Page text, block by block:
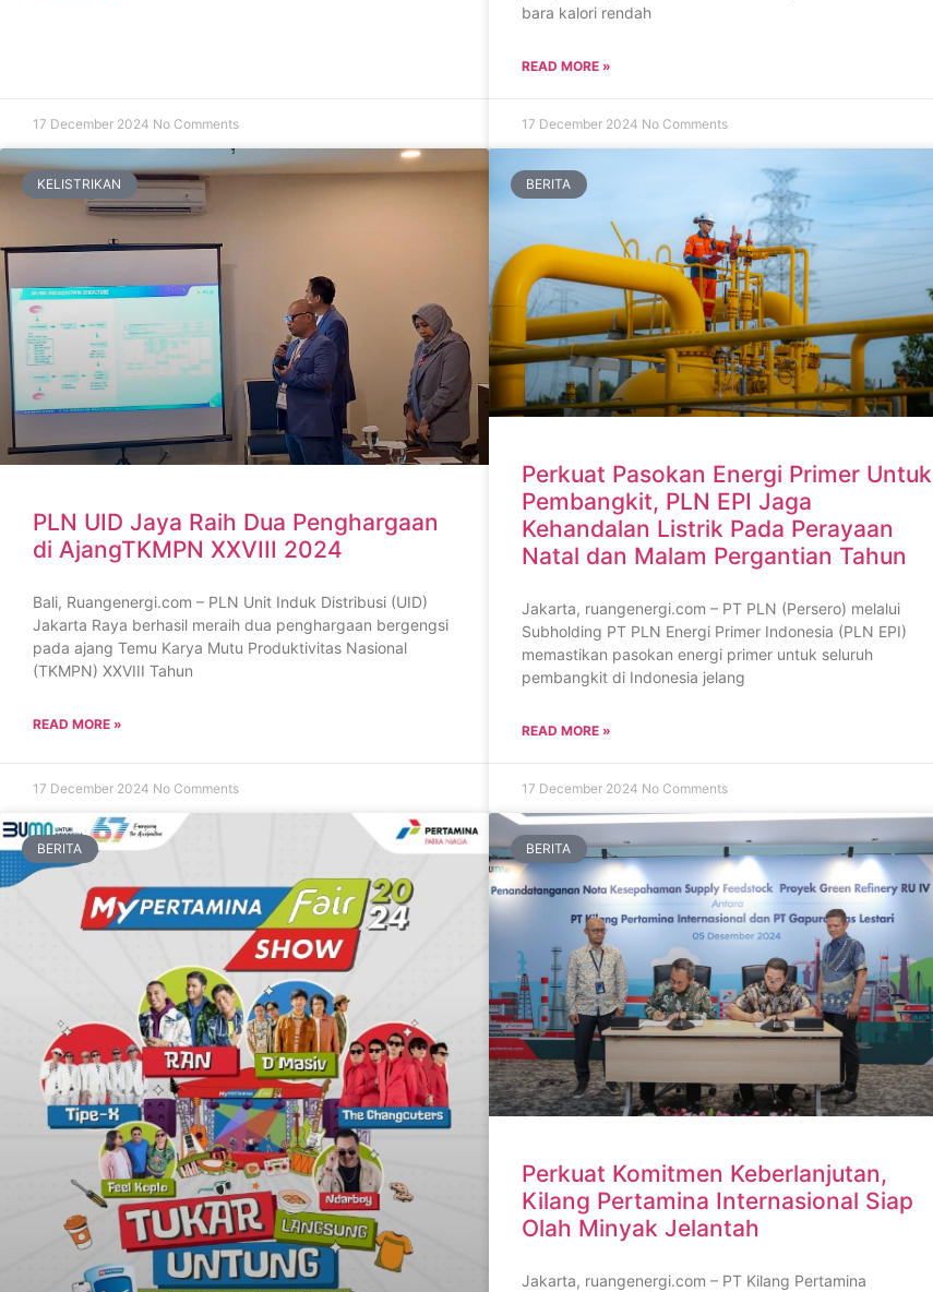
17 December 2024 No Comments
bara kalori rendah
READ MORE »
17 December 2024 No Comments
KELISTRIKAN
PLN UID Jaya Raih Dua Penghargaan
di AjangTKMPN XXVIII 2024
Bali, Ruangenergi.com – PLN Unit Induk Distribusi (UID)
Jakarta Raya berhasil meraih dua penghargaan bergengsi
pada ajang Temu Karya Mutu Produktivitas Nasional
(TKMPN) XXVIII Tahun
READ MORE »
17 December 2024 No Comments
BERITA
Perkuat Pasokan Energi Primer Untuk
Pembangkit, PLN EPI Jaga
Kehandalan Listrik Pada Perayaan
Natal dan Malam Pergantian Tahun
Jakarta, ruangenergi.com – PT PLN (Persero) melalui
Subholding PT PLN Energi Primer Indonesia (PLN EPI)
memastikan pasokan energi primer untuk seluruh
pembangkit di Indonesia jelang
READ MORE »
17 December 2024 No Comments
BERITA BERITA
Perkuat Komitmen Keberlanjutan,
Kilang Pertamina Internasional Siap
Olah Minyak Jelantah
Jakarta, ruangenergi.com – PT Kilang Pertamina